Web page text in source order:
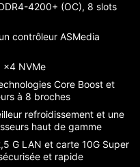
4200+ (OC), 8 slots
contrôleur ASMedia
x4 NVMe
Core Boost et
à 8 broches
refroidissement et une
haut de gamme
G LAN et carte 10G Super
et rapide